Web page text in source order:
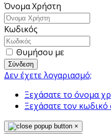
Όνομα Χρήστη
Κωδικός
Θυμήσου με
Σύνδεση
Δεν έχετε λογαριασμό;
Ξεχάσατε το όνομα
Ξεχάσατε τον κωδικό
×